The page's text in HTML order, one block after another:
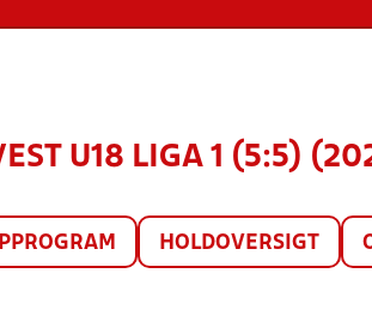
U18 LIGA 1 (5:5)
HOLDOVERSIGT